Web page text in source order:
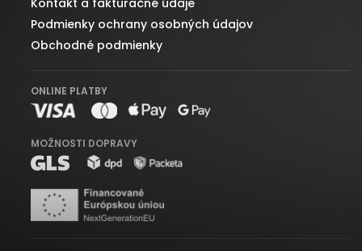
Kontakt a fakturačné údaje
Podmienky ochrany osobných údajov
Obchodné podmienky
ONLINE PLATBY
MOŽNOSTI DOPRAVY